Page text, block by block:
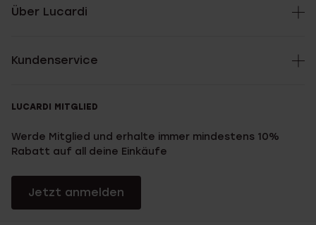
Über Lucardi
Kundenservice
LUCARDI MITGLIED
Werde Mitglied und erhalte immer mindestens 10%
Rabatt auf all deine Einkäufe
Jetzt anmelden